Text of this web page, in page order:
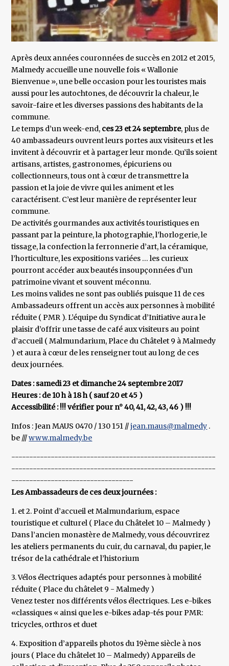
Après deux années couronnées de succès en 2012 et 2015,
Malmedy accueille une nouvelle fois « Wallonie
Bienvenue », une belle occasion pour les touristes mais
aussi pour les autochtones, de découvrir la chaleur, le
savoir-faire et les diverses passions des habitants de la
commune.
Le temps d’un week-end, ces 23 et 24 septembre, plus de
40 ambassadeurs ouvrent leurs portes aux visiteurs et les
invitent à découvrir et à partager leur monde. Qu’ils soient
artisans, artistes, gastronomes, épicuriens ou
collectionneurs, tous ont à cœur de transmettre la
passion et la joie de vivre qui les animent et les
caractérisent. C’est leur manière de représenter leur
commune.
De activités gourmandes aux activités touristiques en
passant par la peinture, la photographie, l’horlogerie, le
tissage, la confection la ferronnerie d’art, la céramique,
l’horticulture, les expositions variées … les curieux
pourront accéder aux beautés insoupçonnées d’un
patrimoine vivant et souvent méconnu.
Les moins valides ne sont pas oubliés puisque 11 de ces
Ambassadeurs offrent un accès aux personnes à mobilité
réduite ( PMR ). L’équipe du Syndicat d’Initiative aura le
plaisir d’offrir une tasse de café aux visiteurs au point
d’accueil ( Malmundarium, Place du Châtelet 9 à Malmedy
) et aura à cœur de les renseigner tout au long de ces
deux journées.
Dates : samedi 23 et dimanche 24 septembre 2017
Heures : de 10 h à 18 h ( sauf 20 et 45 )
Accessibilité : !!! vérifier pour n° 40, 41, 42, 43, 46 ) !!!
Infos : Jean MAUS 0470 / 130 151 //jean.maus@malmedy .
be ///www.malmedy.be
---------------------------------------------------------
---------------------------------------------------------
----------------------------------
Les Ambassadeurs de ces deux journées :
1. et 2. Point d’accueil et Malmundarium, espace
touristique et culturel ( Place du Châtelet 10 – Malmedy )
Dans l’ancien monastère de Malmedy, vous découvrirez
les ateliers permanents du cuir, du carnaval, du papier, le
trésor de la cathédrale et l’historium
3. Vélos électriques adaptés pour personnes à mobilité
réduite ( Place du châtelet 9 - Malmedy )
Venez tester nos différents vélos électriques. Les e-bikes
«classiques « ainsi que les e-bikes adap-tés pour PMR:
tricycles, orthros et duet
4. Exposition d’appareils photos du 19ème siècle à nos
jours ( Place du châtelet 10 – Malmedy) Appareils de